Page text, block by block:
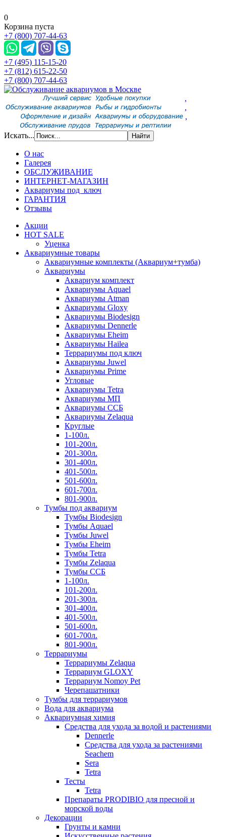
0
Корзина пуста
+7 (800) 707-44-63
+7 (495) 115-15-20
+7 (812) 615-22-50
+7 (800) 707-44-63
,
,
,
Искать...
О нас
Галерея
ОБСЛУЖИВАНИЕ
ИНТЕРНЕТ-МАГАЗИН
Аквариумы под ключ
ГАРАНТИЯ
Отзывы
Акции
HOT SALE
Уценка
Аквариумные товары
Аквариумные комплекты (Аквариум+тумба)
Аквариумы
Аквариум комплект
Аквариумы Aquael
Аквариумы Atman
Аквариумы Gloxy
Аквариумы Biodesign
Аквариумы Dennerle
Аквариумы Eheim
Аквариумы Hailea
Террариумы под ключ
Аквариумы Juwel
Аквариумы Prime
Угловые
Аквариумы Tetra
Аквариумы МП
Аквариумы ССБ
Аквариумы Zelaqua
Круглые
1-100л.
101-200л.
201-300л.
301-400л.
401-500л.
501-600л.
601-700л.
801-900л.
Тумбы под аквариум
Тумбы Biodesign
Тумбы Aquael
Тумбы Juwel
Тумбы Eheim
Тумбы Tetra
Тумбы Zelaqua
Тумбы ССБ
1-100л.
101-200л.
201-300л.
301-400л.
401-500л.
501-600л.
601-700л.
801-900л.
Террариумы
Террариумы Zelaqua
Террариум GLOXY
Террариум Nomoy Pet
Черепашатники
Тумбы для террариумов
Вода для аквариума
Аквариумная химия
Средства для ухода за водой и растениями
Dennerle
Средства для ухода за растениями
Seachem
Sera
Tetra
Тесты
Tetra
Препараты PRODIBIO для пресной и
морской воды
Декорации
Грунты и камни